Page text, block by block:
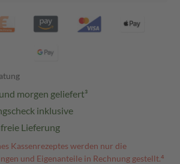
morgen geliefert³
inklusive
Lieferung
Kassenrezeptes werden nur die
und Eigenanteile in Rechnung gestellt.⁴